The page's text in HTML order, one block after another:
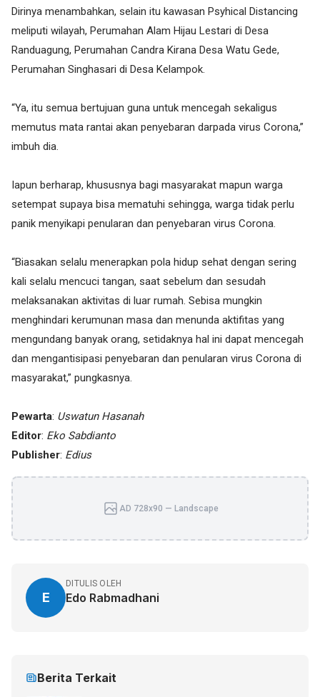
Dirinya menambahkan, selain itu kawasan Psyhical Distancing
meliputi wilayah, Perumahan Alam Hijau Lestari di Desa
Randuagung, Perumahan Candra Kirana Desa Watu Gede,
Perumahan Singhasari di Desa Kelampok.
“Ya, itu semua bertujuan guna untuk mencegah sekaligus
memutus mata rantai akan penyebaran darpada virus Corona,”
imbuh dia.
Iapun berharap, khususnya bagi masyarakat mapun warga
setempat supaya bisa mematuhi sehingga, warga tidak perlu
panik menyikapi penularan dan penyebaran virus Corona.
“Biasakan selalu menerapkan pola hidup sehat dengan sering
kali selalu mencuci tangan, saat sebelum dan sesudah
melaksanakan aktivitas di luar rumah. Sebisa mungkin
menghindari kerumunan masa dan menunda aktifitas yang
mengundang banyak orang, setidaknya hal ini dapat mencegah
dan mengantisipasi penyebaran dan penularan virus Corona di
masyarakat,” pungkasnya.
Pewarta: Uswatun Hasanah
Editor: Eko Sabdianto
Publisher: Edius
AD 728x90 — Landscape
E
DITULIS OLEH
Edo Rabmadhani
Berita Terkait